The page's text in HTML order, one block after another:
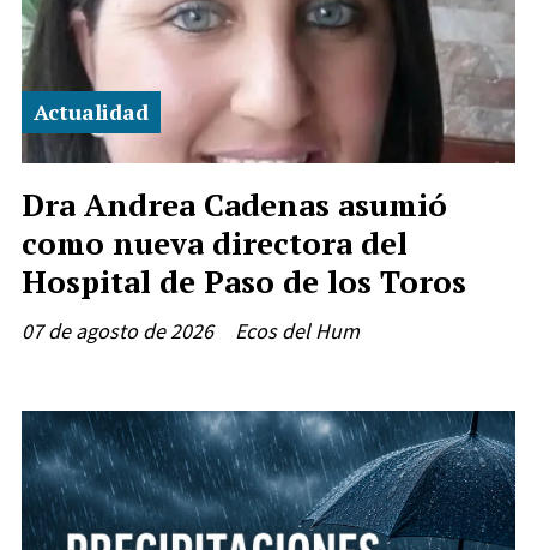
Dra Andrea Cadenas asumió
como nueva directora del
Hospital de Paso de los Toros
Ecos del Hum
Actualidad
07 de agosto de 2026